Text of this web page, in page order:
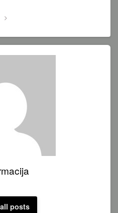
posts